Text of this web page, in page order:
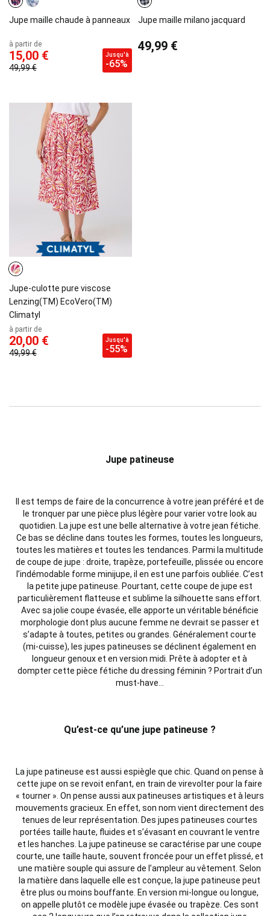
Jupe maille chaude à panneaux
à partir de
15,00 €
49,99 €
Jusqu'à
-65%
Jupe maille milano jacquard
49,99 €
Jupe-culotte pure viscose
Lenzing(TM) EcoVero(TM)
Climatyl
à partir de
20,00 €
49,99 €
Jusqu'à
-55%
Jupe patineuse
Il est temps de faire de la concurrence à votre jean préféré et de
le tronquer par une pièce plus légère pour varier votre look au
quotidien. La jupe est une belle alternative à votre jean fétiche.
Ce bas se décline dans toutes les formes, toutes les longueurs,
toutes les matières et toutes les tendances. Parmi la multitude
de coupe de jupe : droite, trapèze, portefeuille, plissée ou encore
l’indémodable forme minijupe, il en est une parfois oubliée. C’est
la petite jupe patineuse. Pourtant, cette coupe de jupe est
particulièrement flatteuse et sublime la silhouette sans effort.
Avec sa jolie coupe évasée, elle apporte un véritable bénéficie
morphologie dont plus aucune femme ne devrait se passer et
s’adapte à toutes, petites ou grandes. Généralement courte
(mi-cuisse), les jupes patineuses se déclinent également en
longueur genoux et en version midi. Prête à adopter et à
dompter cette pièce fétiche du dressing féminin ? Portrait d’un
must-have…
Qu’est-ce qu’une jupe patineuse ?
La jupe patineuse est aussi espiègle que chic. Quand on pense à
cette jupe on se revoit enfant, en train de virevolter pour la faire
« tourner ». On pense aussi aux patineuses artistiques et à leurs
mouvements gracieux. En effet, son nom vient directement des
tenues de leur représentation. Des jupes patineuses courtes
portées taille haute, fluides et s’évasant en couvrant le ventre
et les hanches. La jupe patineuse se caractérise par une coupe
courte, une taille haute, souvent froncée pour un effet plissé, et
une matière souple qui assure de l’ampleur au vêtement. Selon
la matière dans laquelle elle est conçue, la jupe patineuse peut
être plus ou moins bouffante. En version mi-longue ou longue,
on appelle plutôt ce modèle jupe évasée ou trapèze. Ces sont